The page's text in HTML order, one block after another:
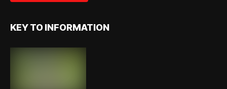
KEY TO INFORMATION